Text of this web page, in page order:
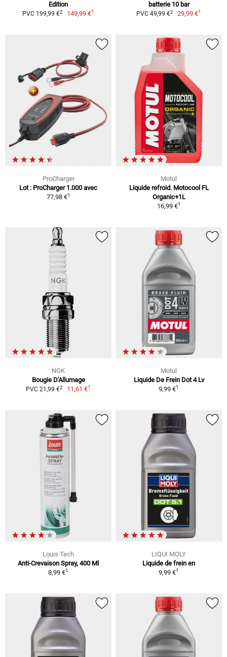
Edition
PVC 199,99 €2 149,99 €1
batterie 10 bar
PVC 49,99 €2 29,99 €1
ProCharger
Lot : ProCharger 1.000 avec
77,98 €1
Motul
Liquide refroid. Motocool FL
Organic+1L
16,99 €1
NGK
Bougie D'Allumage
PVC 21,99 €2 11,61 €1
Motul
Liquide De Frein Dot 4 Lv
9,99 €1
Louis Tech
Anti-Crevaison Spray, 400 Ml
8,99 €1
LIQUI MOLY
Liquide de frein en
9,99 €1